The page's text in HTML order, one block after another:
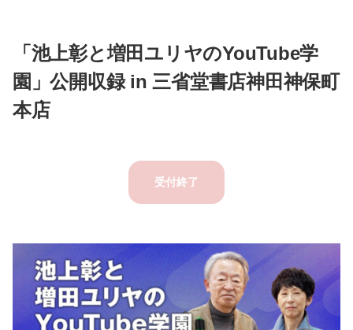
「池上彰と増田ユリヤのYouTube学
園」公開収録 in 三省堂書店神田神保町
本店
受付終了